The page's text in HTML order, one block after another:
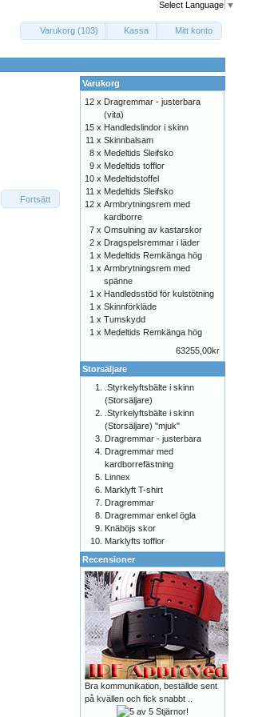
Select Language ▼
Varukorg (103) Kassa Mitt konto
Fortsätt
Varukorg
12 x Dragremmar - justerbara
(vita)
15 x Handledslindor i skinn
11 xSkinnbalsam
8 x Medeltids Sleifsko
9 x Medeltids tofflor
10 x Medeltidstoffel
11 x Medeltids Sleifsko
12 xArmbrytningsrem med
kardborre
7 xOmsulning av kastarskor
2 x Dragspelsremmar i läder
1 x Medeltids Remkänga hög
1 xArmbrytningsrem med
spänne
1 x Handledsstöd för kulstötning
1 xSkinnförkläde
1 xTumskydd
1 x Medeltids Remkänga hög
63255,00kr
Storsäljare
.Styrkelyftsbälte i skinn
(Storsäljare)
.Styrkelyftsbälte i skinn
(Storsäljare) "mjuk"
Dragremmar - justerbara
Dragremmar med
kardborrefästning
Linnex
Marklyft T-shirt
Dragremmar
Dragremmar enkel ögla
Knäböjs skor
Marklyfts tofflor
Recensioner
Bra kommunikation, beställde sent
på kvällen och fick snabbt ..